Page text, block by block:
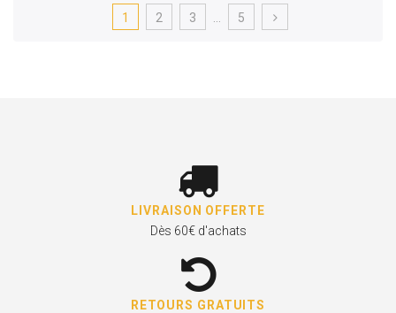
1 2 3 5
LIVRAISON OFFERTE
Dès 60€ d'achats
RETOURS GRATUITS